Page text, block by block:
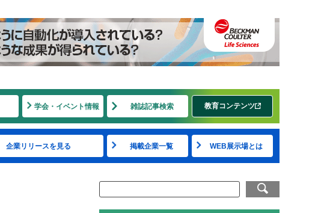
学会・イベント情報 雑誌記事検索 教育コンテンツ
企業リリースを見る 掲載企業一覧 WEB展示場とは